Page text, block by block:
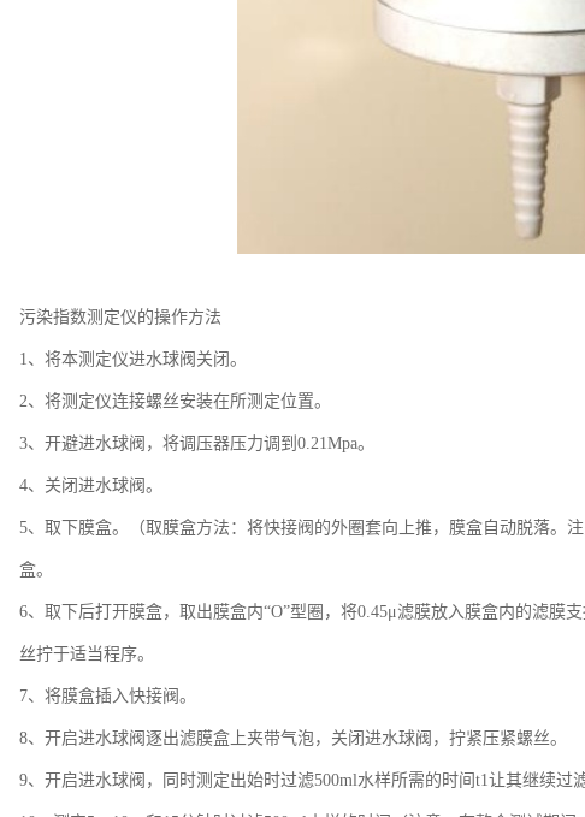
污染指数测定仪的操作方法
1、将本测定仪进水球阀关闭。
2、将测定仪连接螺丝安装在所测定位置。
3、开避进水球阀，将调压器压力调到0.21Mpa。
4、关闭进水球阀。
5、取下膜盒。（取膜盒方法：将快接阀的外圈套向上推，膜盒自动脱落。
盒。
6、取下后打开膜盒，取出膜盒内“O”型圈，将0.45μ滤膜放入膜盒内的滤膜
丝拧于适当程序。
7、将膜盒插入快接阀。
8、开启进水球阀逐出滤膜盒上夹带气泡，关闭进水球阀，拧紧压紧螺丝。
9、开启进水球阀，同时测定出始时过滤500ml水样所需的时间t1让其继续过滤